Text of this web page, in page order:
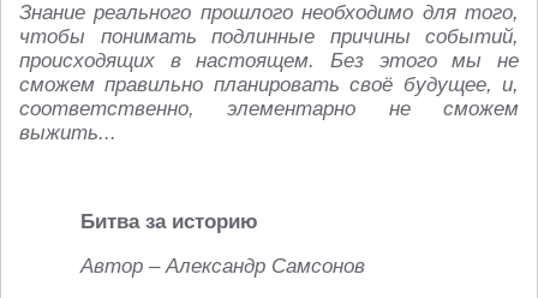
Знание реального прошлого необходимо для того,
чтобы понимать подлинные причины событий,
происходящих в настоящем. Без этого мы не
сможем правильно планировать своё будущее, и,
соответственно, элементарно не сможем
выжить...
Битва за историю
Автор – Александр Самсонов